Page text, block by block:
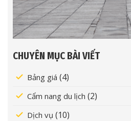
CHUYÊN MỤC BÀI VIẾT
Bảng giá (4)
Cẩm nang du lịch (2)
Dịch vụ (10)